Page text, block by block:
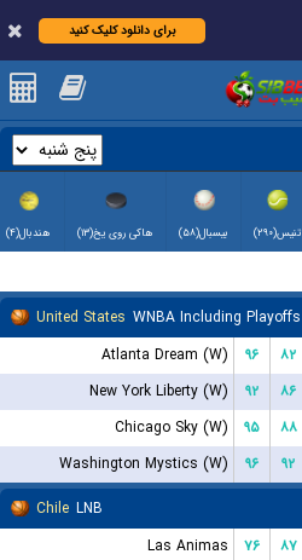
برای دانلود کلیک کنید
تنیس(۲۹۰) بیسبال(۵۸) هاکی روی یخ(۱۳) هندبال(۴)
United States WNBA Including Playoffs
Atlanta Dream (W)
۹۶ ۸۲
New York Liberty (W)
۹۲ ۸۶
Chicago Sky (W)
۹۵ ۸۸
Washington Mystics (W)
۹۶ ۹۲
Chile LNB
Las Animas
۷۶ ۸۷